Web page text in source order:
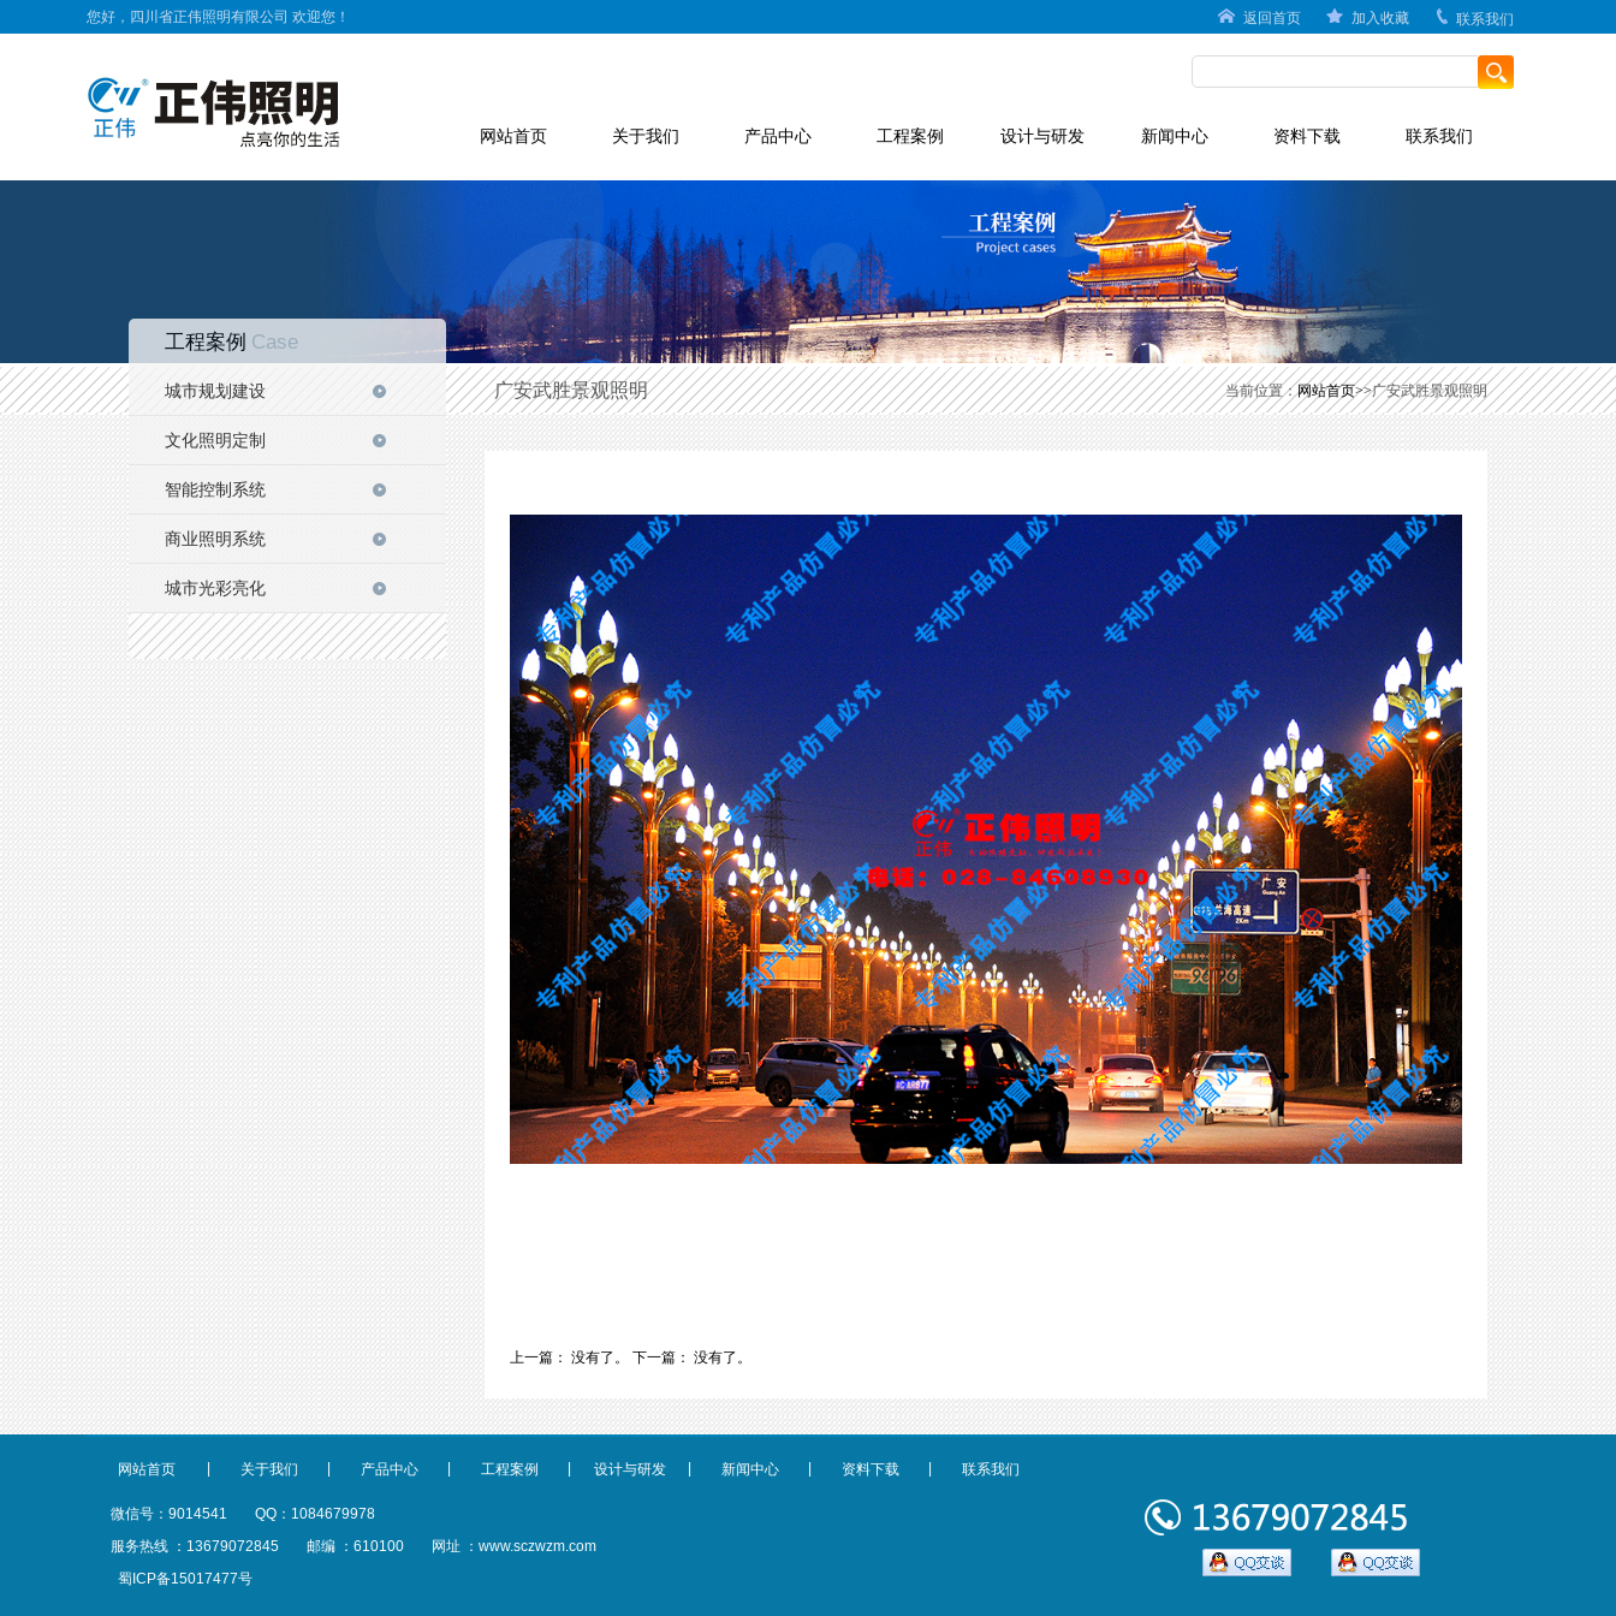
您好，四川省正伟照明有限公司 欢迎您！ 返回首页 加入收藏 联系我们
网站首页 关于我们 产品中心 工程案例 设计与研发 新闻中心 资料下载 联系我们
广安武胜景观照明 当前位置：网站首页>>广安武胜景观照明
工程案例 Case
城市规划建设
文化照明定制
智能控制系统
商业照明系统
城市光彩亮化
上一篇： 没有了。 下一篇： 没有了。
网站首页 关于我们 产品中心 工程案例 设计与研发 新闻中心 资料下载 联系我们
微信号：9014541
QQ：1084679978
服务热线 ：13679072845
邮编 ：610100
网址 ：www.sczwzm.com
蜀ICP备15017477号